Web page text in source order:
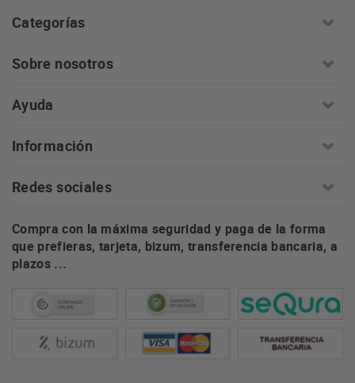
Categorías
Sobre nosotros
Ayuda
Información
Redes sociales
Compra con la máxima seguridad y paga de la forma
que prefieras, tarjeta, bizum, transferencia bancaria, a
plazos ...